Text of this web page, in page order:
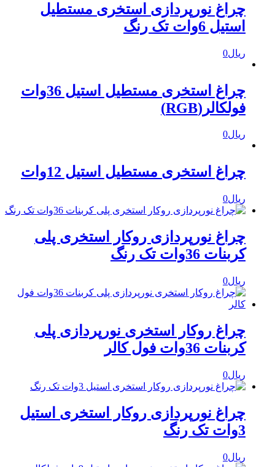
چراغ نورپردازی استخری مستطیل
استیل 6وات تک رنگ
ریال0
چراغ استخری مستطیل استیل 36وات
فولکالر(RGB)
ریال0
چراغ استخری مستطیل استیل 12وات
ریال0
چراغ نورپردازی روکار استخری پلی
کربنات 36وات تک رنگ
ریال0
چراغ روکار استخری نورپردازی پلی
کربنات 36وات فول کالر
ریال0
چراغ نورپردازی روکار استخری استیل
3وات تک رنگ
ریال0